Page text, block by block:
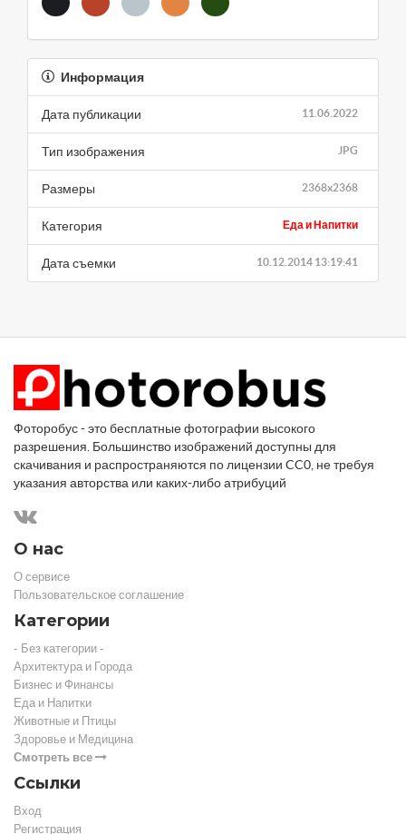
Информация
11.06.2022
Дата публикации
JPG
Тип изображения
2368x2368
Размеры
Еда и Напитки
Категория
10.12.2014 13:19:41
Дата съемки
Фоторобус - это бесплатные фотографии высокого
разрешения. Большинство изображений доступны для
скачивания и распространяются по лицензии CC0, не требуя
указания авторства или каких-либо атрибуций
О нас
О сервисе
Пользовательское соглашение
Категории
- Без категории -
Архитектура и Города
Бизнес и Финансы
Еда и Напитки
Животные и Птицы
Здоровье и Медицина
Смотреть все
Ссылки
Вход
Регистрация